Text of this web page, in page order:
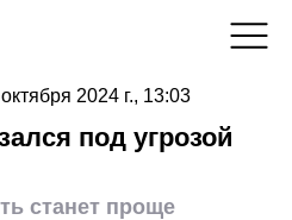
2024 г., 13:03
под угрозой
станет проще